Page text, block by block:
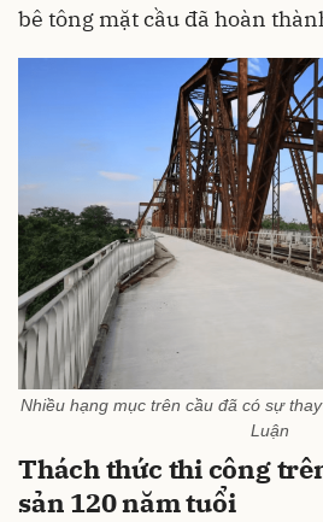
bê tông mặt cầu đã hoàn
Nhiều hạng mục trên cầu đã có sự
Luận
Thách thức thi công
sản 120 năm tuổi